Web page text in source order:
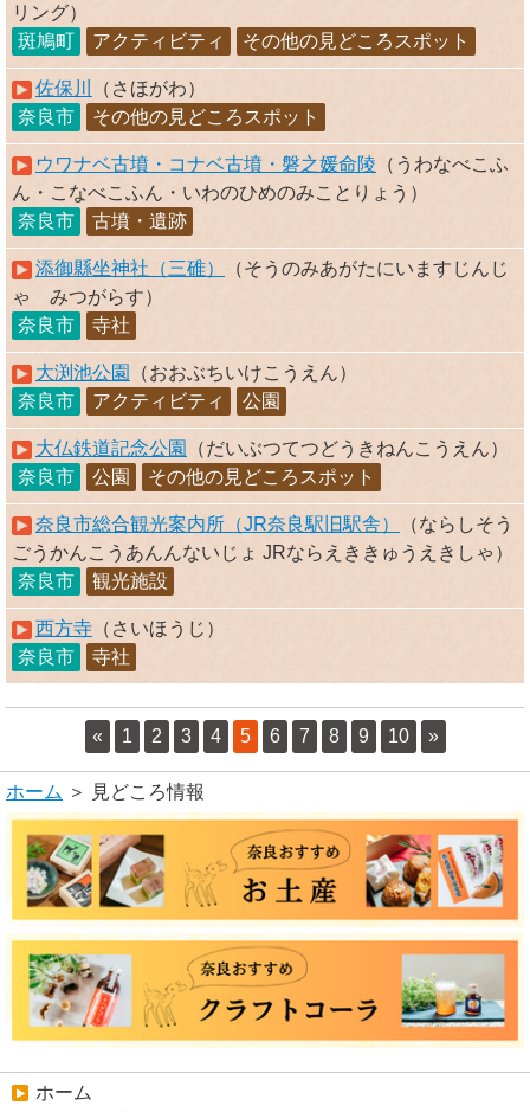
リング）
斑鳩町
アクティビティ その他の見どころスポット
佐保川
（さほがわ）
奈良市
その他の見どころスポット
ウワナベ古墳・コナベ古墳・磐之媛命陵 （うわなべこふ
ん・こなべこふん・いわのひめのみことりょう）
奈良市
古墳・遺跡
添御縣坐神社（三碓）
（そうのみあがたにいますじんじ
ゃ みつがらす）
奈良市
寺社
大渕池公園
（おおぶちいけこうえん）
奈良市
アクティビティ 公園
大仏鉄道記念公園
（だいぶつてつどうきねんこうえん）
奈良市
公園 その他の見どころスポット
奈良市総合観光案内所（JR奈良駅旧駅舎）
（ならしそう
ごうかんこうあんんないじょ JRならえききゅうえきしゃ）
奈良市
観光施設
西方寺 （さいほうじ）
奈良市
寺社
« 1 2 3 4 5 6 7 8 9 10 »
ホーム ＞ 見どころ情報
ホーム